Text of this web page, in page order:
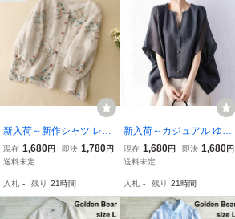
新入荷～新作シャツ レデ
ィースシャツ 春夏 レディ
ースブラウス 花柄 大人シ
イズシャツ おしゃれ 可愛
い
現在 1,680円 即決 1,780円
送料未定
入札 - 残り 21時間
新入荷～カジュアル ゆっ
たり 半袖シャツ レディー
ス 夏 シフォン オフィス
ャツブラウス 大きいサイ
ズ～ブラック
現在 1,680円 即決 1,680円
送料未定
入札 - 残り 21時間